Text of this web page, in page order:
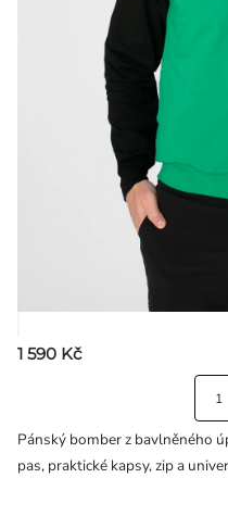
1 590 Kč
Pánský bomber z bavlněného
pas, praktické kapsy, zip a